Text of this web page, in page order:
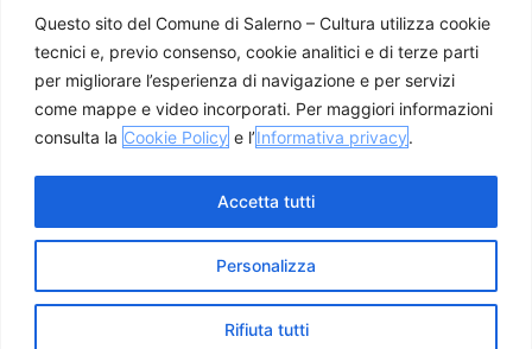
Questo sito del Comune di Salerno – Cultura utilizza cookie
tecnici e, previo consenso, cookie analitici e di terze parti
per migliorare l’esperienza di navigazione e per servizi
come mappe e video incorporati. Per maggiori informazioni
consulta la Cookie Policy e l’Informativa privacy.
Personalizza
Rifiuta tutti
Accetta tutti
Personaggi
Enogastronomia
Mobilità a Salerno
Luoghi nei Dintorni
Link utili
© 2026 Comune di Salerno – Tutti i diritti riservati
Privacy PolicyCookie Policy